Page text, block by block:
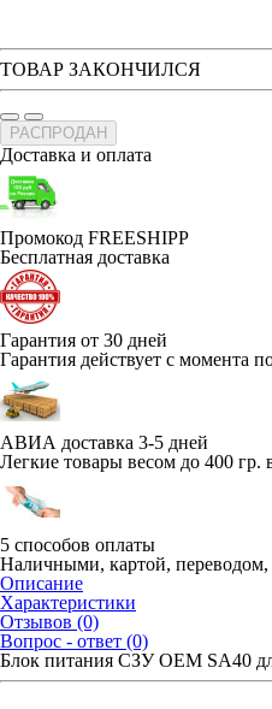
ТОВАР ЗАКОНЧИЛСЯ
РАСПРОДАН
Доставка и оплата
Промокод FREESHIPP
Бесплатная доставка
Гарантия от 30 дней
Гарантия действует с момента
АВИА доставка 3-5 дней
Легкие товары весом до 400 гр.
5 способов оплаты
Наличными, картой,
Описание
Характеристики
Отзывов (0)
Вопрос - ответ (0)
Блок питания СЗУ OEM SA40